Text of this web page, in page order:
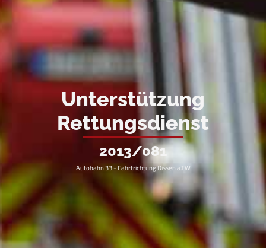
Unterstützung
Rettungsdienst
2013/081
Autobahn 33 - Fahrtrichtung Dissen a.TW